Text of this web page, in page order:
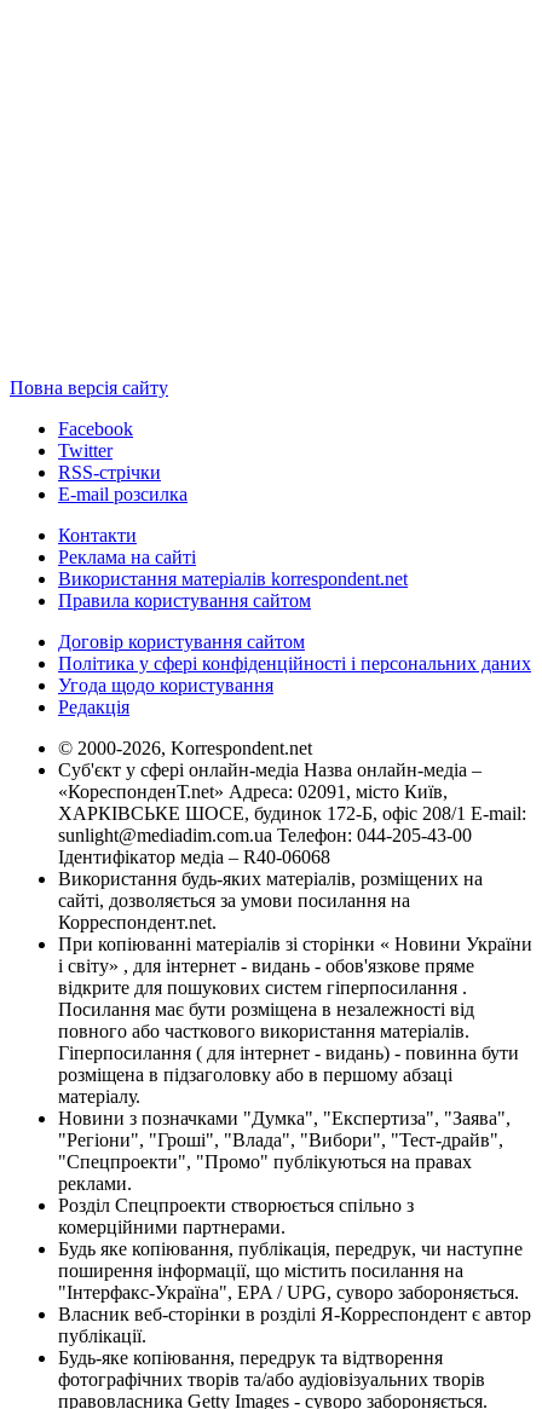
Повна версія сайту
Facebook
Twitter
RSS-стрічки
E-mail розсилка
Контакти
Реклама на сайті
Використання матеріалів korrespondent.net
Правила користування сайтом
Договір користування сайтом
Політика у сфері конфіденційності і персональних даних
Угода щодо користування
Редакція
© 2000-2026, Korrespondent.net
Суб'єкт у сфері онлайн-медіа Назва онлайн-медіа –
«КореспонденТ.net» Адреса: 02091, місто Київ,
ХАРКІВСЬКЕ ШОСЕ, будинок 172-Б, офіс 208/1 E-mail:
sunlight@mediadim.com.ua Телефон: 044-205-43-00
Ідентифікатор медіа – R40-06068
Використання будь-яких матеріалів, розміщених на
сайті, дозволяється за умови посилання на
Корреспондент.net.
При копіюванні матеріалів зі сторінки « Новини України
і світу» , для інтернет - видань - обов'язкове пряме
відкрите для пошукових систем гіперпосилання .
Посилання має бути розміщена в незалежності від
повного або часткового використання матеріалів.
Гіперпосилання ( для інтернет - видань) - повинна бути
розміщена в підзаголовку або в першому абзаці
матеріалу.
Новини з позначками "Думка", "Експертиза", "Заява",
"Регіони", "Гроші", "Влада", "Вибори", "Тест-драйв",
"Спецпроекти", "Промо" публікуються на правах
реклами.
Розділ Спецпроекти створюється спільно з
комерційними партнерами.
Будь яке копіювання, публікація, передрук, чи наступне
поширення інформації, що містить посилання на
"Інтерфакс-Україна", EPA / UPG, суворо забороняється.
Власник веб-сторінки в розділі Я-Корреспондент є автор
публікації.
Будь-яке копіювання, передрук та відтворення
фотографічних творів та/або аудіовізуальних творів
правовласника Getty Images - суворо забороняється.